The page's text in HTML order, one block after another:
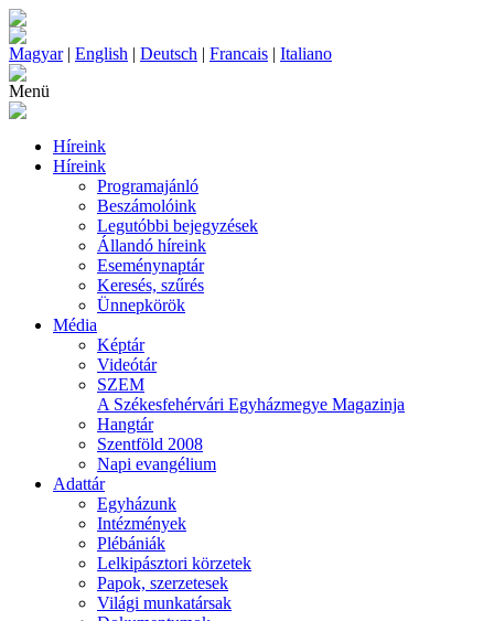
Magyar| English | Deutsch | Francais | Italiano
Menü
Híreink
Híreink
Programajánló
Beszámolóink
Legutóbbi bejegyzések
Állandó híreink
Eseménynaptár
Keresés, szűrés
Ünnepkörök
Média
Képtár
Videótár
SZEM
A Székesfehérvári Egyházmegye Magazinja
Hangtár
Szentföld 2008
Napi evangélium
Adattár
Egyházunk
Intézmények
Plébániák
Lelkipásztori körzetek
Papok, szerzetesek
Világi munkatársak